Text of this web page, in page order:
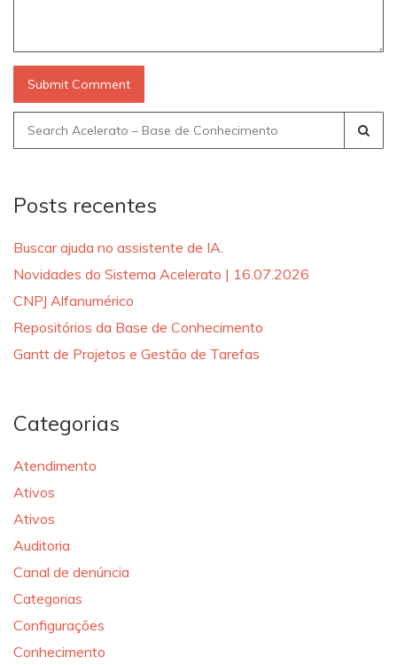
Search
for:
Posts recentes
Buscar ajuda no assistente de IA.
Novidades do Sistema Acelerato | 16.07.2026
CNPJ Alfanumérico
Repositórios da Base de Conhecimento
Gantt de Projetos e Gestão de Tarefas
Categorias
Atendimento
Ativos
Ativos
Auditoria
Canal de denúncia
Categorias
Configurações
Conhecimento